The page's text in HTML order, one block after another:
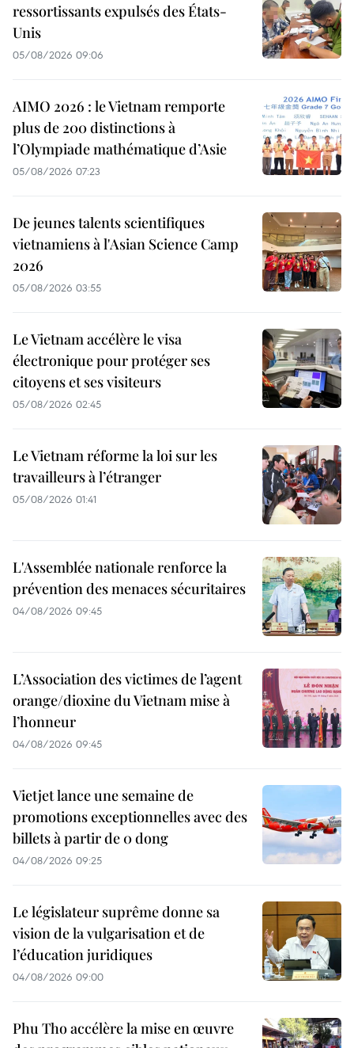
ressortissants expulsés des États-
Unis
05/08/2026 09:06
AIMO 2026 : le Vietnam remporte
plus de 200 distinctions à
l’Olympiade mathématique d’Asie
05/08/2026 07:23
De jeunes talents scientifiques
vietnamiens à l'Asian Science Camp
2026
05/08/2026 03:55
Le Vietnam accélère le visa
électronique pour protéger ses
citoyens et ses visiteurs
05/08/2026 02:45
Le Vietnam réforme la loi sur les
travailleurs à l’étranger
05/08/2026 01:41
L'Assemblée nationale renforce la
prévention des menaces sécuritaires
04/08/2026 09:45
L’Association des victimes de l’agent
orange/dioxine du Vietnam mise à
l’honneur
04/08/2026 09:45
Vietjet lance une semaine de
promotions exceptionnelles avec des
billets à partir de 0 dong
04/08/2026 09:25
Le législateur suprême donne sa
vision de la vulgarisation et de
l’éducation juridiques
04/08/2026 09:00
Phu Tho accélère la mise en œuvre